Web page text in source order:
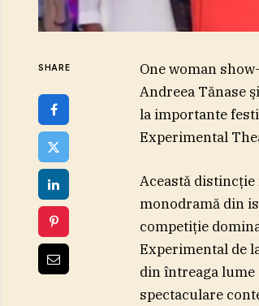
SHARE
One woman
Andreea Tănase
la importante
Experimental
Această
monodramă din
competiţie
Experimental de
din întreaga
spectaculare